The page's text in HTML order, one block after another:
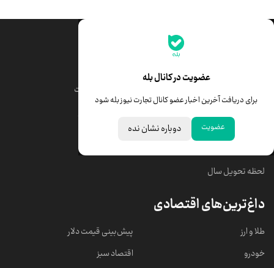
عضویت در کانال بله
برای دریافت آخرین اخبار عضو کانال تجارت نیوز بله شود
عضویت دوباره نشان نده
جدیدترین قیمت‌ها
قیمت درهم امارات
خبرهای مهم
لحظه تحویل سال
داغ‌ترین‌های اقتصادی
طلا و ارز
خودرو
پیش‌بینی قیمت دلار
اقتصاد سبز